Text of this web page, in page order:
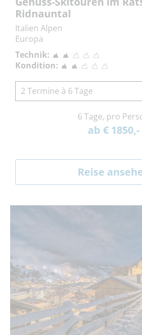
Ridnauntal
Italien Alpen
Europa
Technik:
Kondition:
2 Termine à 6 Tage
6 Tage, pro
ab € 1850,-
Reise